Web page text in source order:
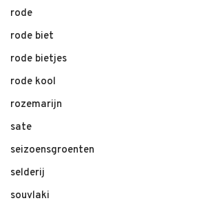
rode
rode biet
rode bietjes
rode kool
rozemarijn
sate
seizoensgroenten
selderij
souvlaki